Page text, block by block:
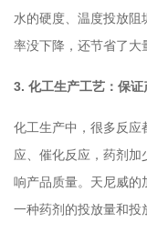
水的硬度、温度投放阻
率没下降，还节省了大
3. 化工生产工艺：保
化工生产中，很多反应
应、催化反应，药剂
响产品质量。天尼威的
一种药剂的投放量和投